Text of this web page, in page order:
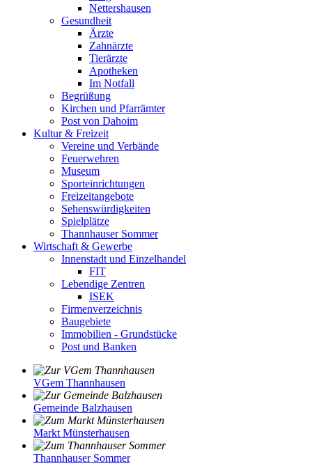
Nettershausen
Gesundheit
Ärzte
Zahnärzte
Tierärzte
Apotheken
Im Notfall
Begrüßung
Kirchen und Pfarrämter
Post von Dahoim
Kultur & Freizeit
Vereine und Verbände
Feuerwehren
Museum
Sporteinrichtungen
Freizeitangebote
Sehenswürdigkeiten
Spielplätze
Thannhauser Sommer
Wirtschaft & Gewerbe
Innenstadt und Einzelhandel
FIT
Lebendige Zentren
ISEK
Firmenverzeichnis
Baugebiete
Immobilien - Grundstücke
Post und Banken
VGem Thannhausen
Gemeinde Balzhausen
Markt Münsterhausen
Thannhauser Sommer